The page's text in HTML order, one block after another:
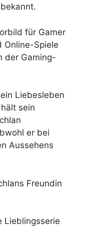
für Gamer
Online-Spiele
der Gaming-
Liebesleben
sein
er bei
Aussehens
Freundin
Lieblingsserie